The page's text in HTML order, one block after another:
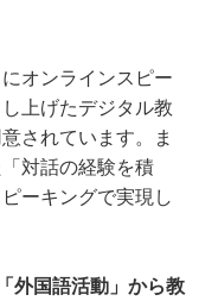
オンラインスピー
上げたデジタル教
されています。ま
対話の経験を積
ーキングで実現し
外国語活動」から教